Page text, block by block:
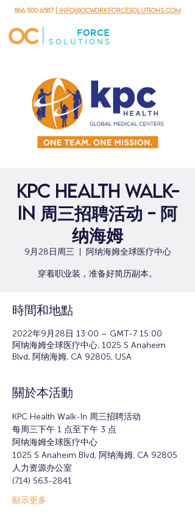
866.500.6587 | info@ocworkforcesolutions.com
KPC Health Walk-
in 周三招聘活动 - 阿
纳海姆
9月28日周三 阿纳海姆全球医疗中心
穿着职业装，准备好简历副本。
時間和地點
2022年9月28日 13:00 – GMT-7 15:00
阿纳海姆全球医疗中心, 1025 S Anaheim
Blvd, 阿纳海姆, CA 92805, USA
關於本活動
KPC Health Walk-In 周三招聘活动
每周三下午 1 点至下午 3 点
阿纳海姆全球医疗中心
1025 S Anaheim Blvd, 阿纳海姆, CA 92805
人力资源办公室
(714) 563-2841
顯示更多